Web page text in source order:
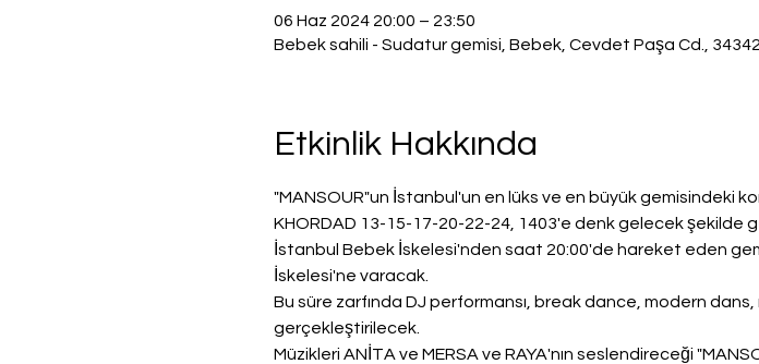
06 Haz 2024 20:00 – 23:50
Bebek sahili - Sudatur gemisi, Bebek, Cevdet Paşa Cd.,
Etkinlik Hakkında
"MANSOUR"un İstanbul'un en lüks ve en büyük gemisindeki
KHORDAD 13-15-17-20-22-24, 1403'e denk gelecek şekilde
İstanbul Bebek İskelesi'nden saat 20:00'de hareket eden
İskelesi'ne varacak.
Bu süre zarfında DJ performansı, break dance, modern
gerçekleştirilecek.
Müzikleri ANİTA ve MERSA ve RAYA'nın seslendireceği